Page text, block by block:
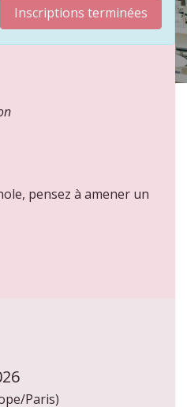
Inscriptions terminées
pensez à amener un
Paris)